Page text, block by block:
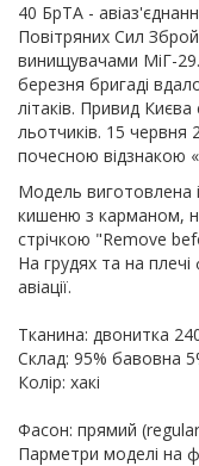
40 БрТА -
Повітряних Сил
винищувачами МіГ-
березня бригаді
літаків. Привид Києва
льотчиків. 15 червня
почесною відзнакою
Модель виготовлена
кишеню з карманом,
стрічкою "Remove
На грудях та на
авіації.
Тканина: двонитка
Склад: 95% бавовна
Колір: хакі
Фасон: прямий
Парметри моделі на